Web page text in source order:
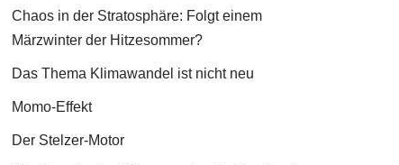
Chaos in der Stratosphäre: Folgt einem
Märzwinter der Hitzesommer?
Das Thema Klimawandel ist nicht neu
Momo-Effekt
Der Stelzer-Motor